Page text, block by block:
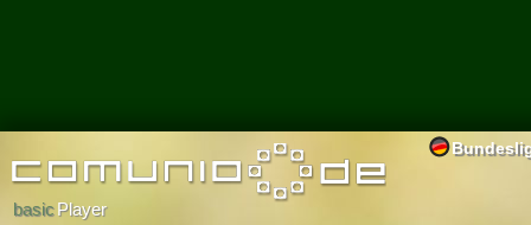
basicPlayer